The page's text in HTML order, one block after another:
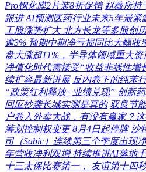
Pro钢化膜2片装8折促销 赵薇所持
跟进 AI预测医药行业未来5年最
工股涨势扩大 北方长龙等多股创
逾3% 预期中期净亏损同比大幅收
盘大涨超11%，半导体领域重大
净值化时代需接受“收益非线性增
续扩容最新进展 反内卷下的纯苯
“政策红利释放+业绩兑现” 创新
回应抄袭长城实测是真的 双良节
户卷入外卖大战，有没有赢家？
筹划控制权变更 8月4日起停牌 沙
司（Sabic）连续第三个季度出现
年营收净利双增 持续推进AI落地
十三太保比赛第一， 友谊第十四